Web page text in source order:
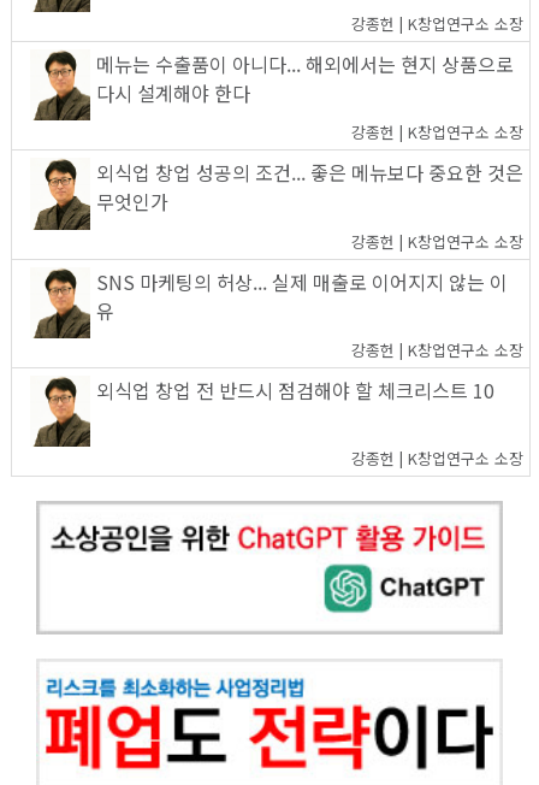
강종헌 | K창업연구소 소장
메뉴는 수출품이 아니다... 해외에서는 현지 상품으로
다시 설계해야 한다
강종헌 | K창업연구소 소장
외식업 창업 성공의 조건... 좋은 메뉴보다 중요한 것은
무엇인가
강종헌 | K창업연구소 소장
SNS 마케팅의 허상... 실제 매출로 이어지지 않는 이
유
강종헌 | K창업연구소 소장
외식업 창업 전 반드시 점검해야 할 체크리스트 10
강종헌 | K창업연구소 소장